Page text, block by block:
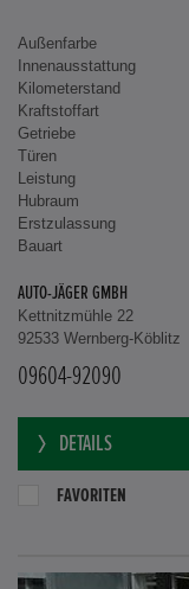
Außenfarbe
Innenausstattung
Kilometerstand
Kraftstoffart
Getriebe
Türen
Leistung
Hubraum
Erstzulassung
Bauart
AUTO-JÄGER GMBH
Kettnitzmühle 22
92533 Wernberg-Köblitz
09604-92090
DETAILS
FAVORITEN